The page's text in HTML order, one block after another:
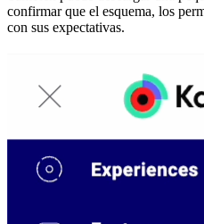
confirmar que el esquema, los
con sus expectativas.